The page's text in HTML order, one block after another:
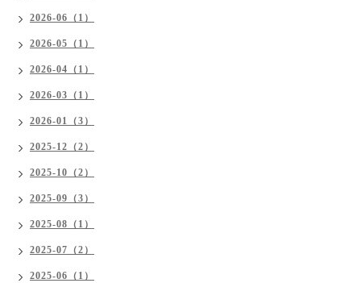
2026-06（1）
2026-05（1）
2026-04（1）
2026-03（1）
2026-01（3）
2025-12（2）
2025-10（2）
2025-09（3）
2025-08（1）
2025-07（2）
2025-06（1）